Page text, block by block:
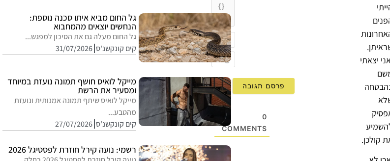
יצאתי
קולכן.
{}
[+]
שם
0
COMMENTS
גל החום מביא איתו סכנה נוספת:
הנחשים יוצאים מהמחבוא
גל החום מעלה גם את הסיכון למפגש...
קים קונקשנ'ס 31/07/2026
מייקל לואיס חושף תמונה נועזת במיוחד
ומסעיר את הרשת
מייקל לואיס שיתף תמונה אמנותית ונועזת
מהטבע...
קים קונקשנ'ס 27/07/2026
רשמי: נועה קירל חוזרת לפסטיגל 2026